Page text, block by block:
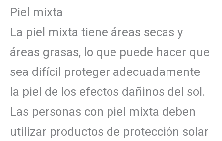
Piel mixta
La piel mixta tiene áreas secas y
áreas grasas, lo que puede hacer que
sea difícil proteger adecuadamente
la piel de los efectos dañinos del sol.
Las personas con piel mixta deben
utilizar productos de protección solar